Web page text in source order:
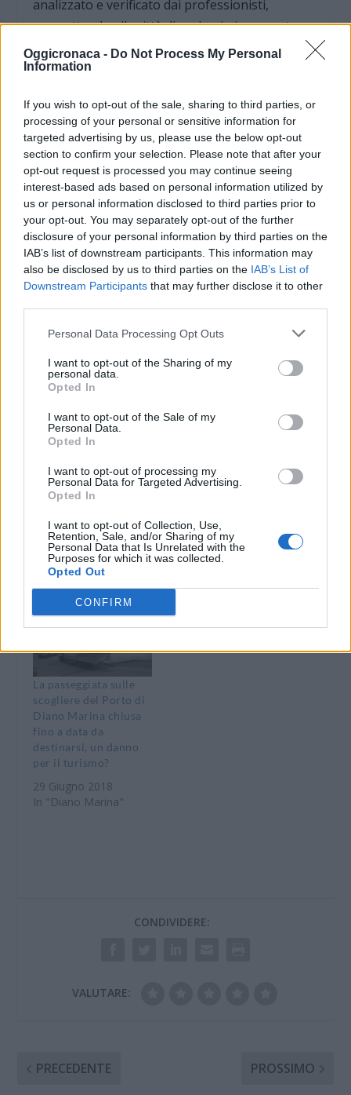
Oggicronaca - Do Not Process My Personal
Information
If you wish to opt-out of the sale, sharing to third parties, or
processing of your personal or sensitive information for
targeted advertising by us, please use the below opt-out
section to confirm your selection. Please note that after your
opt-out request is processed you may continue seeing
interest-based ads based on personal information utilized by
us or personal information disclosed to third parties prior to
your opt-out. You may separately opt-out of the further
disclosure of your personal information by third parties on the
IAB’s list of downstream participants. This information may
also be disclosed by us to third parties on the IAB’s List of
Downstream Participants that may further disclose it to other
Personal Data Processing Opt Outs
I want to opt-out of the Sharing of my
personal data.
Opted In
I want to opt-out of the Sale of my
Personal Data.
Opted In
I want to opt-out of processing my
Personal Data for Targeted Advertising.
Opted In
I want to opt-out of Collection, Use,
Retention, Sale, and/or Sharing of my
Personal Data that Is Unrelated with the
Purposes for which it was collected.
Opted Out
CONFIRM
analizzato e verificato dai professionisti,
permettendo alla città di godersi pienamente
l’energia della nuova stagione.
DOWNLOAD QR 🠋
Condividi:
Diano Marina. Nuova
“Estate Sicura” della
Polizia
15 Agosto 2019
In "Diano Marina"
Marina è rimasta così
tutta l’estate!
In "Diano Marina"
La passeggiata sulle
scogliere del Porto di
Diano Marina chiusa
fino a data da
destinarsi, un danno
per il turismo?
29 Giugno 2018
In "Diano Marina"
CONDIVIDERE:
VALUTARE:
PRECEDENTE PROSSIMO